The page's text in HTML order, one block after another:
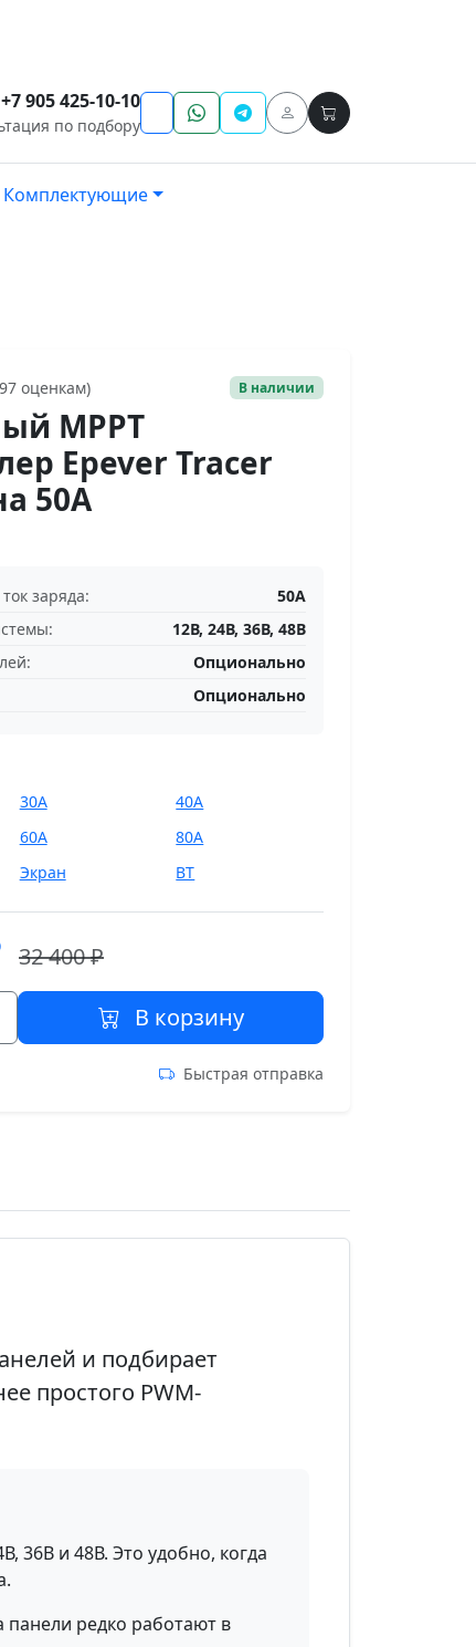
+7 905 425-10-10
по подбору
Комплектующие
оценкам) В наличии
MPPT
Epever Tracer
50A
заряда:
50А
12В, 24В, 36В, 48В
Опционально
Опционально
30А
40A
60А
80А
Экран BT
32 400 ₽
В корзину
Быстрая отправка
и подбирает
простого PWM-
36В и 48В. Это удобно, когда
панели редко работают в